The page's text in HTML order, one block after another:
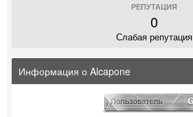
РЕПУТАЦИЯ
0
Слабая репутация
Информация о Alcapone